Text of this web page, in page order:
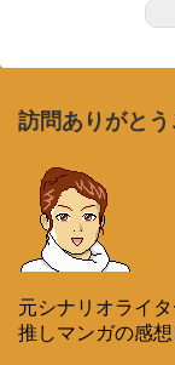
訪問ありがと
元シナリオライ
推しマンガの感